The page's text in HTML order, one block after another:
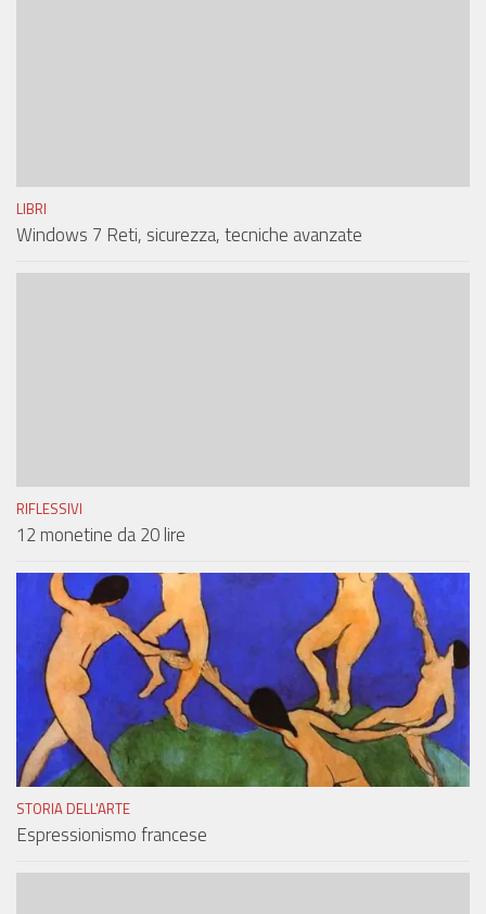
LIBRI
Windows 7 Reti, sicurezza, tecniche avanzate
RIFLESSIVI
12 monetine da 20 lire
STORIA DELL'ARTE
Espressionismo francese